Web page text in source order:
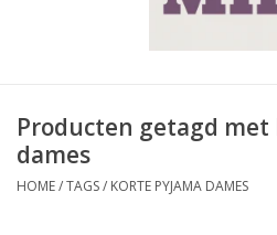
Thermisch ondergoed
Producten getagd
dames
HOME/TAGS/ KORTE PYJAMA DAMES